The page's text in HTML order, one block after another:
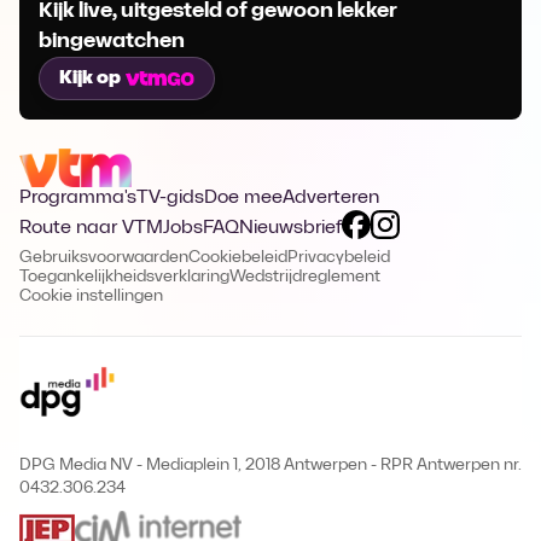
Kijk live, uitgesteld of gewoon lekker
bingewatchen
Kijk op
Programma's TV-gidsDoe meeAdverteren
Route naar VTMJobsFAQNieuwsbrief
GebruiksvoorwaardenCookiebeleid Privacybeleid
ToegankelijkheidsverklaringWedstrijdreglement
Cookie instellingen
DPG Media NV - Mediaplein 1, 2018 Antwerpen - RPR Antwerpen nr.
0432.306.234